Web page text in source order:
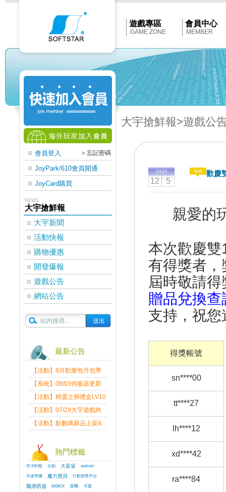
Softstar
遊戲專區
GAME ZONE
會員中心
MEMBER
會員登入 » 忘記密碼
JoyPark/610會員開通
JoyCard購買
NEWS
大宇搶鮮報
大宇新聞
活動快報
購物優惠
開發爆報
遊戲公告
網站公告
最新公告
【活動】8月歡樂包月包季
送
【系統】08/03伺服器更新
維護公告
【活動】精靈之卵禮盒LV10
限量發送中
【活動】07/29大宇遊戲跨
界盛典
【活動】點數購新品上架&
熱門標籤
符卡軒轅 古劍 大富翁
android
天使帝國
魔力寶貝 行動智慧平台
飄渺西遊 KKBOX 攻略
可愛
大宇搶鮮報>遊戲公
2025
12 5
歡慶
親愛的
本次歡慶雙
有得獎者
屆時敬請
贈品兌換查
支持，祝
得獎帳號
sn****00
tt****27
lh****12
xd****42
ra****84